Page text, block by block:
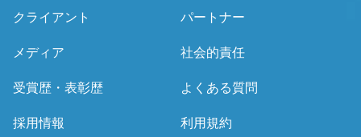
クライアント パートナー
メディア 社会的責任
受賞歴・表彰歴 よくある質問
採用情報 利用規約